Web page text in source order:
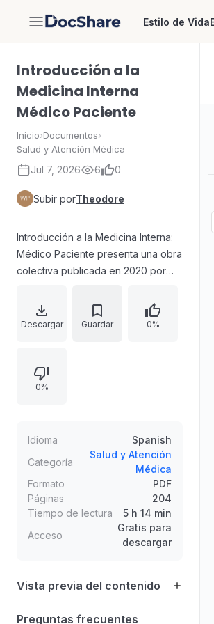
DocShare Estilo de Vida
Introducción a la
Medicina Interna
Médico Paciente
Inicio›Documentos›
Salud y Atención Médica
Jul 7, 2026 6 0
Subir porTheodore
Introducción a la Medicina Interna:
Médico Paciente presenta una obra
colectiva publicada en 2020 por
destinada a docentes y estudiantes
universitarios. El libro se enfoca en
las enfermedades como eje
formativo. La catalogación incluye
edición, además de información
bibliográfica como ISBN, DOI y
extensión del material.
Descargar Guardar 0%
0%
Idioma
Spanish
Categoría
Salud y Atención
Médica
Formato
PDF
Páginas
204
Tiempo de lectura
5 h 14 min
Acceso
Gratis para
descargar
Vista previa del contenido
Preguntas frecuentes